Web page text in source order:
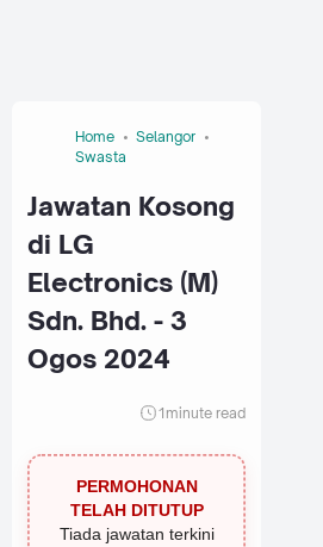
Home
Selangor
Swasta
Jawatan Kosong
di LG
Electronics (M)
Sdn. Bhd. - 3
Ogos 2024
1 minute read
PERMOHONAN
TELAH DITUTUP
Tiada jawatan terkini